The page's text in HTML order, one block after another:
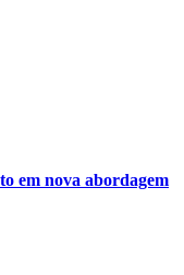
em nova abordagem